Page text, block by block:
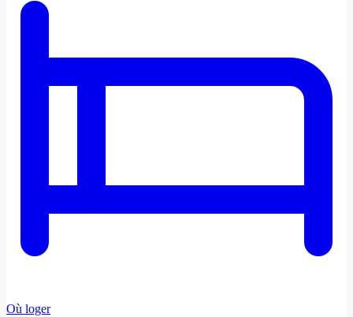
Où loger